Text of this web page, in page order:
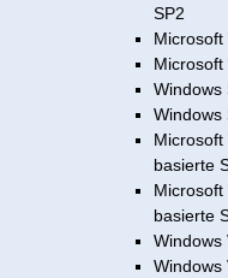
SP2
Microsoft
Microsoft
Windows
Windows
basierte
basierte
Windows
Windows